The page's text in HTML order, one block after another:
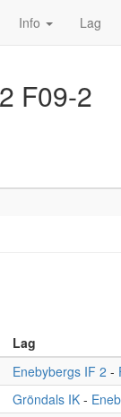
Info Lag
F09-2
Lag
Enebybergs IF 2 -
Gröndals IK -